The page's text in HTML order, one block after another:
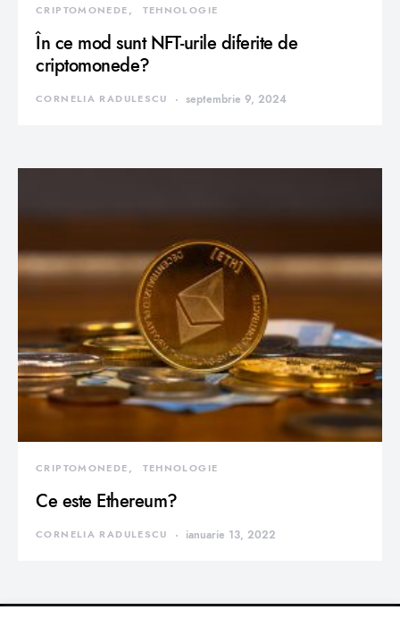
CRIPTOMONEDE TEHNOLOGIE
În ce mod sunt NFT-urile diferite de
criptomonede?
CORNELIA RADULESCU septembrie 9, 2024
CRIPTOMONEDE TEHNOLOGIE
Ce este Ethereum?
CORNELIA RADULESCU ianuarie 13, 2022